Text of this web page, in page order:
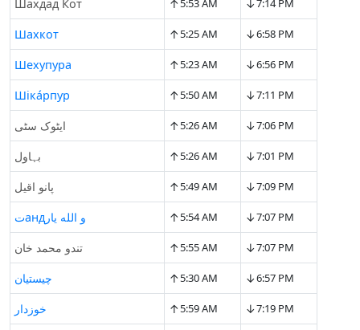
Шахдад Кот ↑5:53 AM ↓7:14 PM
Шахкот ↑5:25 AM ↓6:58 PM
Шехупура ↑5:23 AM ↓6:56 PM
Шіка́рпур ↑5:50 AM ↓7:11 PM
ایٹوک سٹی ↑5:26 AM ↓7:06 PM
بہاول ↑5:26 AM ↓7:01 PM
پانو اقیل ↑5:49 AM ↓7:09 PM
تандو الله یار ↑5:54 AM ↓7:07 PM
تندو محمد خان ↑5:55 AM ↓7:07 PM
چیستیان ↑5:30 AM ↓6:57 PM
خوزدار ↑5:59 AM ↓7:19 PM